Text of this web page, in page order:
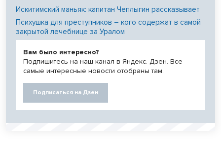
Искитимский маньяк: капитан Чеплыгин рассказывает
Психушка для преступников – кого содержат в самой
закрытой лечебнице за Уралом
Вам было интересно?
Подпишитесь на наш канал в Яндекс. Дзен. Все
самые интересные новости отобраны там.
Подписаться на Дзен